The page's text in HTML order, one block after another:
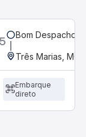
Bom Despacho,
Três Marias, MG
Embarque
direto